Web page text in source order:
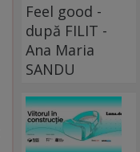
Feel good -
după FILIT -
Ana Maria
SANDU